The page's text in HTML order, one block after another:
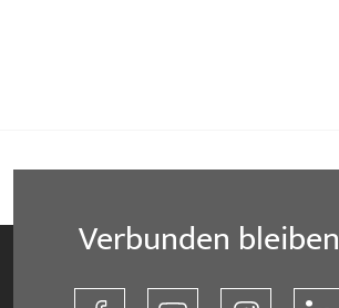
Verbunden bleiben